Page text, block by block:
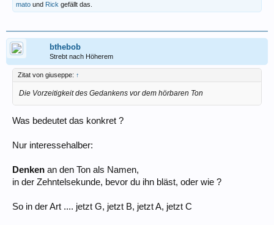
mato und Rick gefällt das.
bthebob
Strebt nach Höherem
Zitat von giuseppe: ↑
Die Vorzeitigkeit des Gedankens vor dem hörbaren Ton
Was bedeutet das konkret ?
Nur interessehalber:
Denken an den Ton als Namen,
in der Zehntelsekunde, bevor du ihn bläst, oder wie ?
So in der Art .... jetzt G, jetzt B, jetzt A, jetzt C